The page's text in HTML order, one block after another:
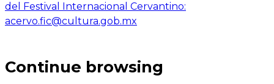
del Festival Internacional Cervantino:
acervo.fic@cultura.gob.mx
Continue browsing